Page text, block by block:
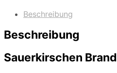
Beschreibung
Beschreibung
Sauerkirschen Brand